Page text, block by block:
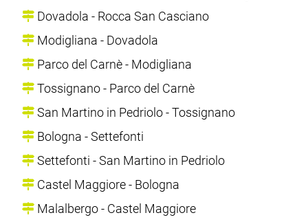
Dovadola - Rocca San Casciano
Modigliana - Dovadola
Parco del Carnè - Modigliana
Tossignano - Parco del Carnè
San Martino in Pedriolo - Tossignano
Bologna - Settefonti
Settefonti - San Martino in Pedriolo
Castel Maggiore - Bologna
Malalbergo - Castel Maggiore